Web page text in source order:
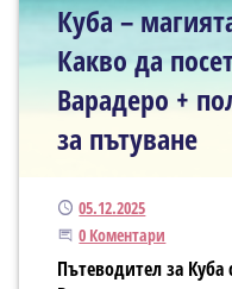
Куба –
Какво да
Варадеро +
за пътуване
Публикуван
05.12.2025
Започнете дискусията
0 Коментари
Пътеводител за Куба